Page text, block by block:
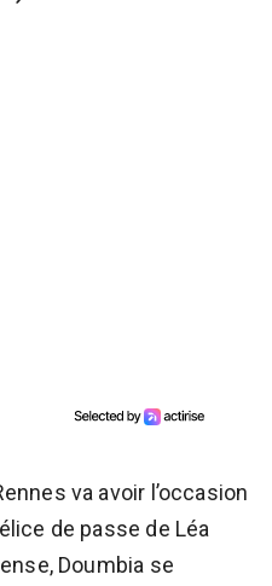
va avoir l’occasion
de passe de Léa
Doumbia se